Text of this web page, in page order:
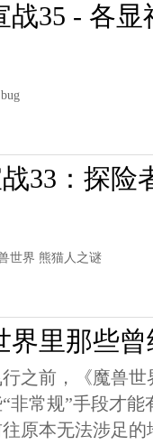
35 - 各显
bug
33：探险
世界 熊猫人之谜
界里那些
之前，《魔兽
非常规”手段才
原本无法涉足